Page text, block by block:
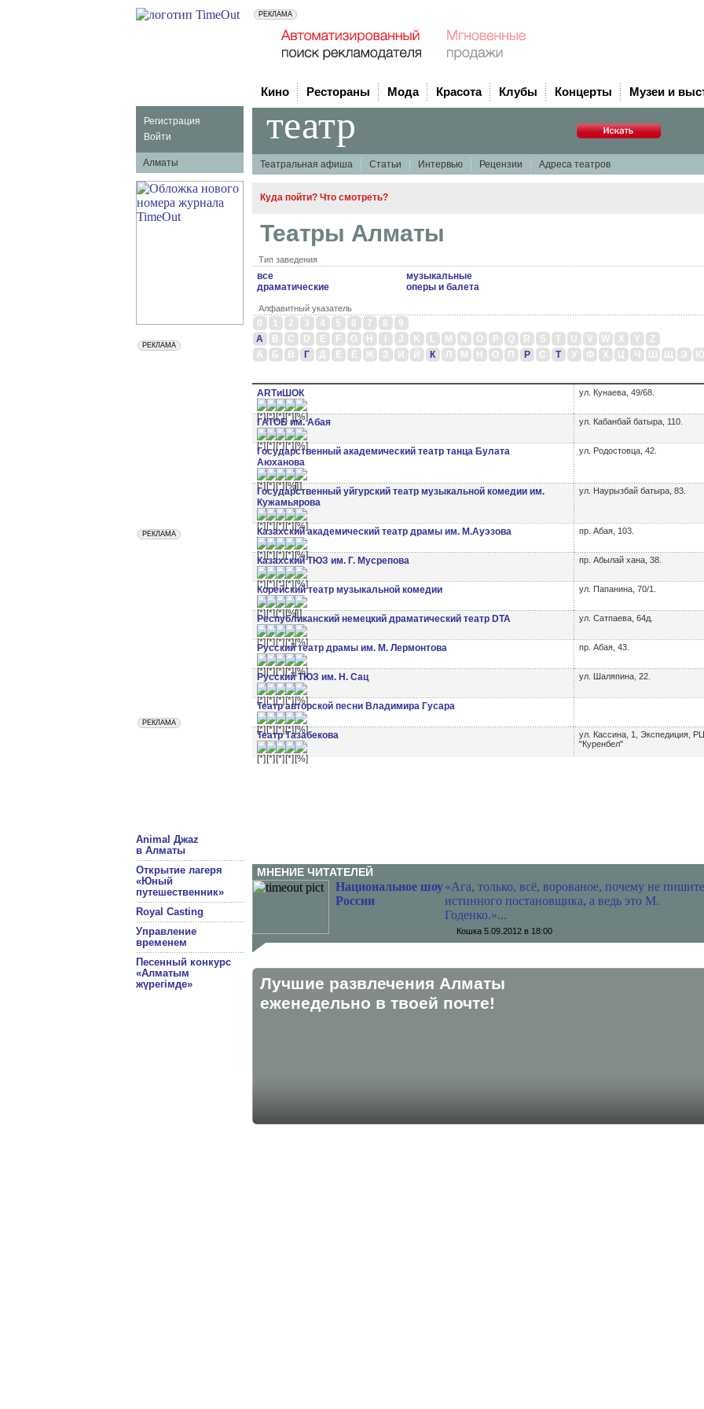
Регистрация
Войти
Алматы
Animal Джаz
в Алматы
Открытие лагеря
«Юный
путешественник»
Royal Casting
Управление
временем
Песенный конкурс
«Алматым
жүрегімде»
Кино Рестораны Мода Красота Клубы Концерты Музеи и
театр
Театральная афиша Статьи Интервью Рецензии Адреса театров
Куда пойти? Что смотреть?
Театры Алматы
Тип заведения
все
драматические
музыкальные
оперы и балета
Алфавитный указатель
0 1 2 3 4 5 6 7 8
9
A
B C D E F G H J K L M N O P Q R S T U V W X Y
Z
А
Б В Г Д Е Ё Ж З И Й К Л М Н О П Р С Т У Ф Х Ц Ч Ш Щ Э Ю
ARTиШОК ул. Кунаева, 49/68.
ГАТОБ им. Абая ул. Кабанбай батыра, 110.
Государственный академический театр танца Булата
Аюханова
ул. Родостовца, 42.
Государственный уйгурский театр музыкальной комедии им.
Кужамьярова
ул. Наурызбай батыра, 83.
Казахский академический театр драмы им. М.Ауэзова пр. Абая, 103.
Казахский ТЮЗ им. Г. Мусрепова пр. Абылай хана, 38.
Корейский театр музыкальной комедии ул. Папанина, 70/1.
Республиканский немецкий драматический театр DTA ул. Сатпаева, 64д.
Русский театр драмы им. М. Лермонтова пр. Абая, 43.
Русский ТЮЗ им. Н. Сац ул. Шаляпина, 22.
Театр авторской песни Владимира Гусара
Театр Тазабекова
ул. Кассина, 1, Экспедиция, РЦ
"Куренбел"
МНЕНИЕ ЧИТАТЕЛЕЙ
Национальное шоу
России
«Ага, только, всё, ворованое, почему не пишите
истинного постановщика, а ведь это М.
Годенко.»...
Кошка5.09.2012 в 18:00
Лучшие развлечения Алматы
eженедельно в твоей почте!